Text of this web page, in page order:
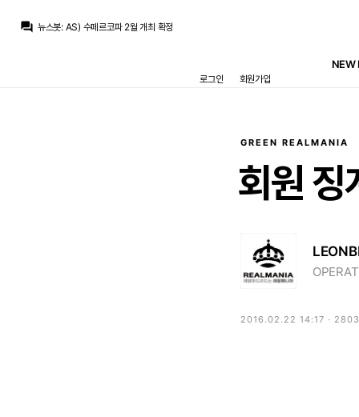
question_answer 뉴스봇: AS) 수페르코파 2월 개최 확정
COPE) 레알, 로드리 거절 후 영입 포기
NEW
로그인 회원가입
GREEN REALMANIA
회원 징
2016.02.22 14:17 ·